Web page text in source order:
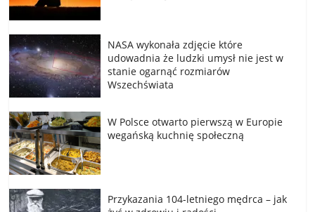
NASA wykonała zdjęcie które
udowadnia że ludzki umysł nie jest w
stanie ogarnąć rozmiarów
Wszechświata
W Polsce otwarto pierwszą w Europie
wegańską kuchnię społeczną
Przykazania 104-letniego mędrca – jak